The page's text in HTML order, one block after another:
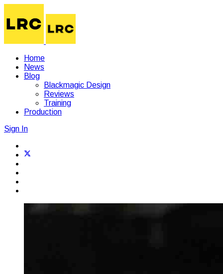
Home
News
Blog
Blackmagic Design
Reviews
Training
Production
Sign In